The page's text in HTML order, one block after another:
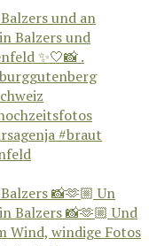
und an
📸🫶🏼 Un